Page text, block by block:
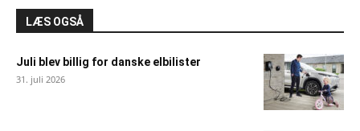
LÆS OGSÅ
Juli blev billig for danske elbilister
31. juli 2026